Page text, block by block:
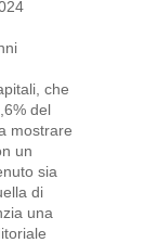
che
del
mostrare
un
sia
di
una